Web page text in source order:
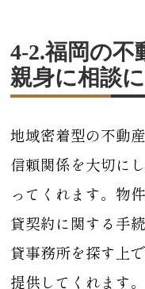
4-2.福岡の
親身に相談
地域密着型の不動
信頼関係を大切に
ってくれます。物
貸契約に関する手
貸事務所を探す上
提供してくれます。